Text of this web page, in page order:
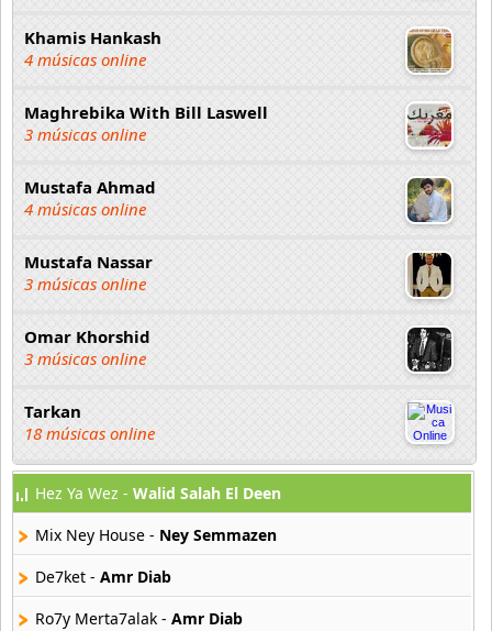
Khamis Hankash
4 músicas online
Maghrebika With Bill Laswell
3 músicas online
Mustafa Ahmad
4 músicas online
Mustafa Nassar
3 músicas online
Omar Khorshid
3 músicas online
Tarkan
18 músicas online
Hez Ya Wez - Walid Salah El Deen
Mix Ney House - Ney Semmazen
De7ket - Amr Diab
Ro7y Merta7alak - Amr Diab